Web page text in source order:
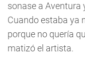
sonase a Aventura
Cuando estaba ya
porque no quería
matizó el artista.